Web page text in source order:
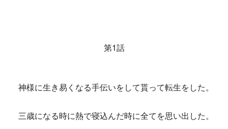
第1話
神様に生き易くなる手伝いをして貰って転生をした。
三歳になる時に熱で寝込んだ時に全てを思い出した。